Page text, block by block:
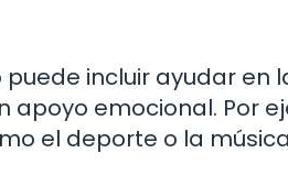
incluir ayudar en
emocional. Por
el deporte o la